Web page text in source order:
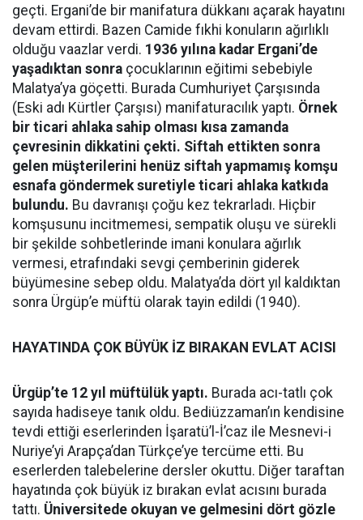
geçti. Ergani’de bir manifatura dükkanı açarak hayatını
devam ettirdi. Bazen Camide fıkhi konuların ağırlıklı
olduğu vaazlar verdi. 1936 yılına kadar Ergani’de
yaşadıktan sonra çocuklarının eğitimi sebebiyle
Malatya’ya göçetti. Burada Cumhuriyet Çarşısında
(Eski adı Kürtler Çarşısı) manifaturacılık yaptı. Örnek
bir ticari ahlaka sahip olması kısa zamanda
çevresinin dikkatini çekti. Siftah ettikten sonra
gelen müşterilerini henüz siftah yapmamış komşu
esnafa göndermek suretiyle ticari ahlaka katkıda
bulundu. Bu davranışı çoğu kez tekrarladı. Hiçbir
komşusunu incitmemesi, sempatik oluşu ve sürekli
bir şekilde sohbetlerinde imani konulara ağırlık
vermesi, etrafındaki sevgi çemberinin giderek
büyümesine sebep oldu. Malatya’da dört yıl kaldıktan
sonra Ürgüp’e müftü olarak tayin edildi (1940).
HAYATINDA ÇOK BÜYÜK İZ BIRAKAN EVLAT ACISI
Ürgüp’te 12 yıl müftülük yaptı. Burada acı-tatlı çok
sayıda hadiseye tanık oldu. Bediüzzaman’ın kendisine
tevdi ettiği eserlerinden İşaratü’l-İ’caz ile Mesnevi-i
Nuriye’yi Arapça’dan Türkçe’ye tercüme etti. Bu
eserlerden talebelerine dersler okuttu. Diğer taraftan
hayatında çok büyük iz bırakan evlat acısını burada
tattı. Üniversitede okuyan ve gelmesini dört gözle